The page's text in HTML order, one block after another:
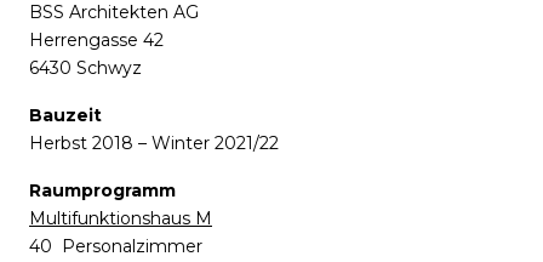
BSS Architekten AG
Herrengasse 42
6430 Schwyz
Bauzeit
Herbst 2018 – Winter 2021/22
Raumprogramm
Multifunktionshaus M
40 Personalzimmer